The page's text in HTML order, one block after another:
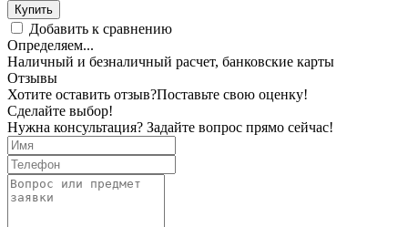
Купить
Добавить к сравнению
Определяем...
Наличный и безналичный расчет, банковские карты
Отзывы
Хотите оставить отзыв?Поставьте свою оценку!
Сделайте выбор!
Нужна консультация? Задайте вопрос прямо сейчас!